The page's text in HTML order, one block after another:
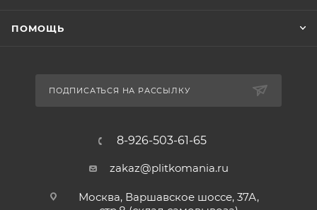
ПОМОЩЬ
ПОДПИСАТЬСЯ НА РАССЫЛКУ
8-926-503-61-65
zakaz@plitkomania.ru
Москва, Варшавское шоссе, 37А,